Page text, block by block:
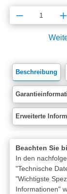
Produkt
Beschreibung
Erweiterte
Beachten Sie
In den
"Technische
"Wichtigste
Informationen"